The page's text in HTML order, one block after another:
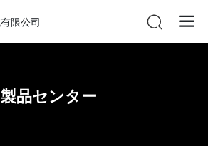
製品センター